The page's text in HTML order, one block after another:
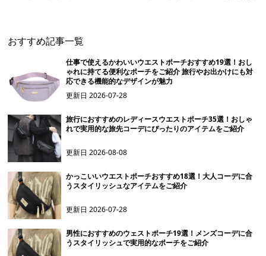
おすすめ記事一覧
仕事で使えるかわいいウエストポーチおすすめ19選！おし
ゃれに持てる便利なポーチをご紹介 旅行やお出かけにも対
応できる機能的なデザインが魅力
更新日2026-07-28
旅行におすすめのレディースウエストポーチ35選！おしゃ
れで実用的な旅先コーデにぴったりのアイテムをご紹介
更新日2026-08-08
かっこいいウエストポーチおすすめ18選！大人コーデに合
うスタイリッシュなアイテムをご紹介
更新日2026-07-28
男性におすすめのウェストポーチ19選！メンズコーデに合
うスタイリッシュで実用的なポーチをご紹介